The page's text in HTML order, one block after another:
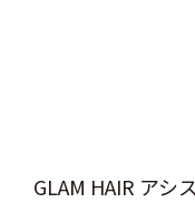
GLAM HAIR アシ